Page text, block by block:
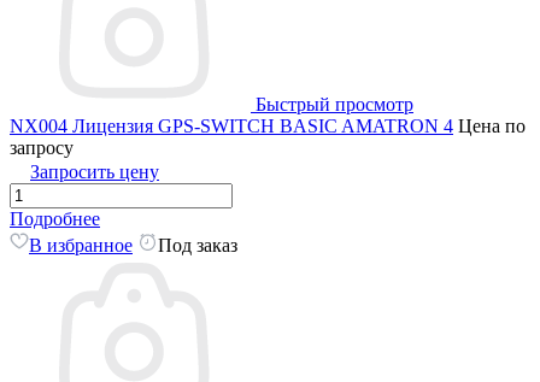
Быстрый просмотр
NX004 Лицензия GPS-SWITCH BASIC AMATRON 4 Цена по
запросу
Запросить цену
Подробнее
В избранное
Под заказ